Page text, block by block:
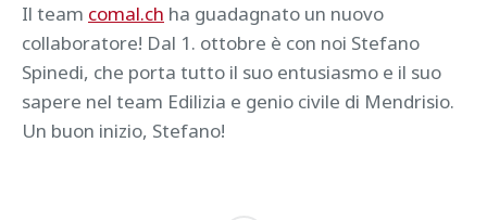
Il team comal.ch ha guadagnato un nuovo
collaboratore! Dal 1. ottobre è con noi Stefano
Spinedi, che porta tutto il suo entusiasmo e il suo
sapere nel team Edilizia e genio civile di Mendrisio.
Un buon inizio, Stefano!